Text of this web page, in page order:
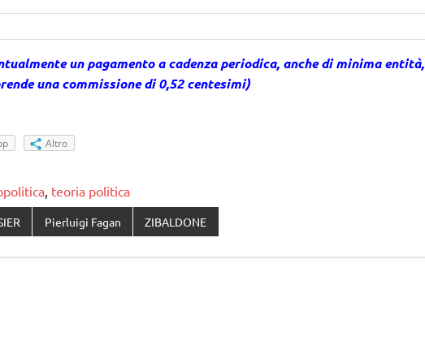
un pagamento a cadenza periodica, anche di minima entità,
una commissione di 0,52 centesimi)
Altro
, teoria politica
Pierluigi Fagan ZIBALDONE